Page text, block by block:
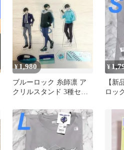
¥ 1,980
ブルーロック 糸師凛 ア
クリルスタンド 3種セッ
¥
【新
ロッ